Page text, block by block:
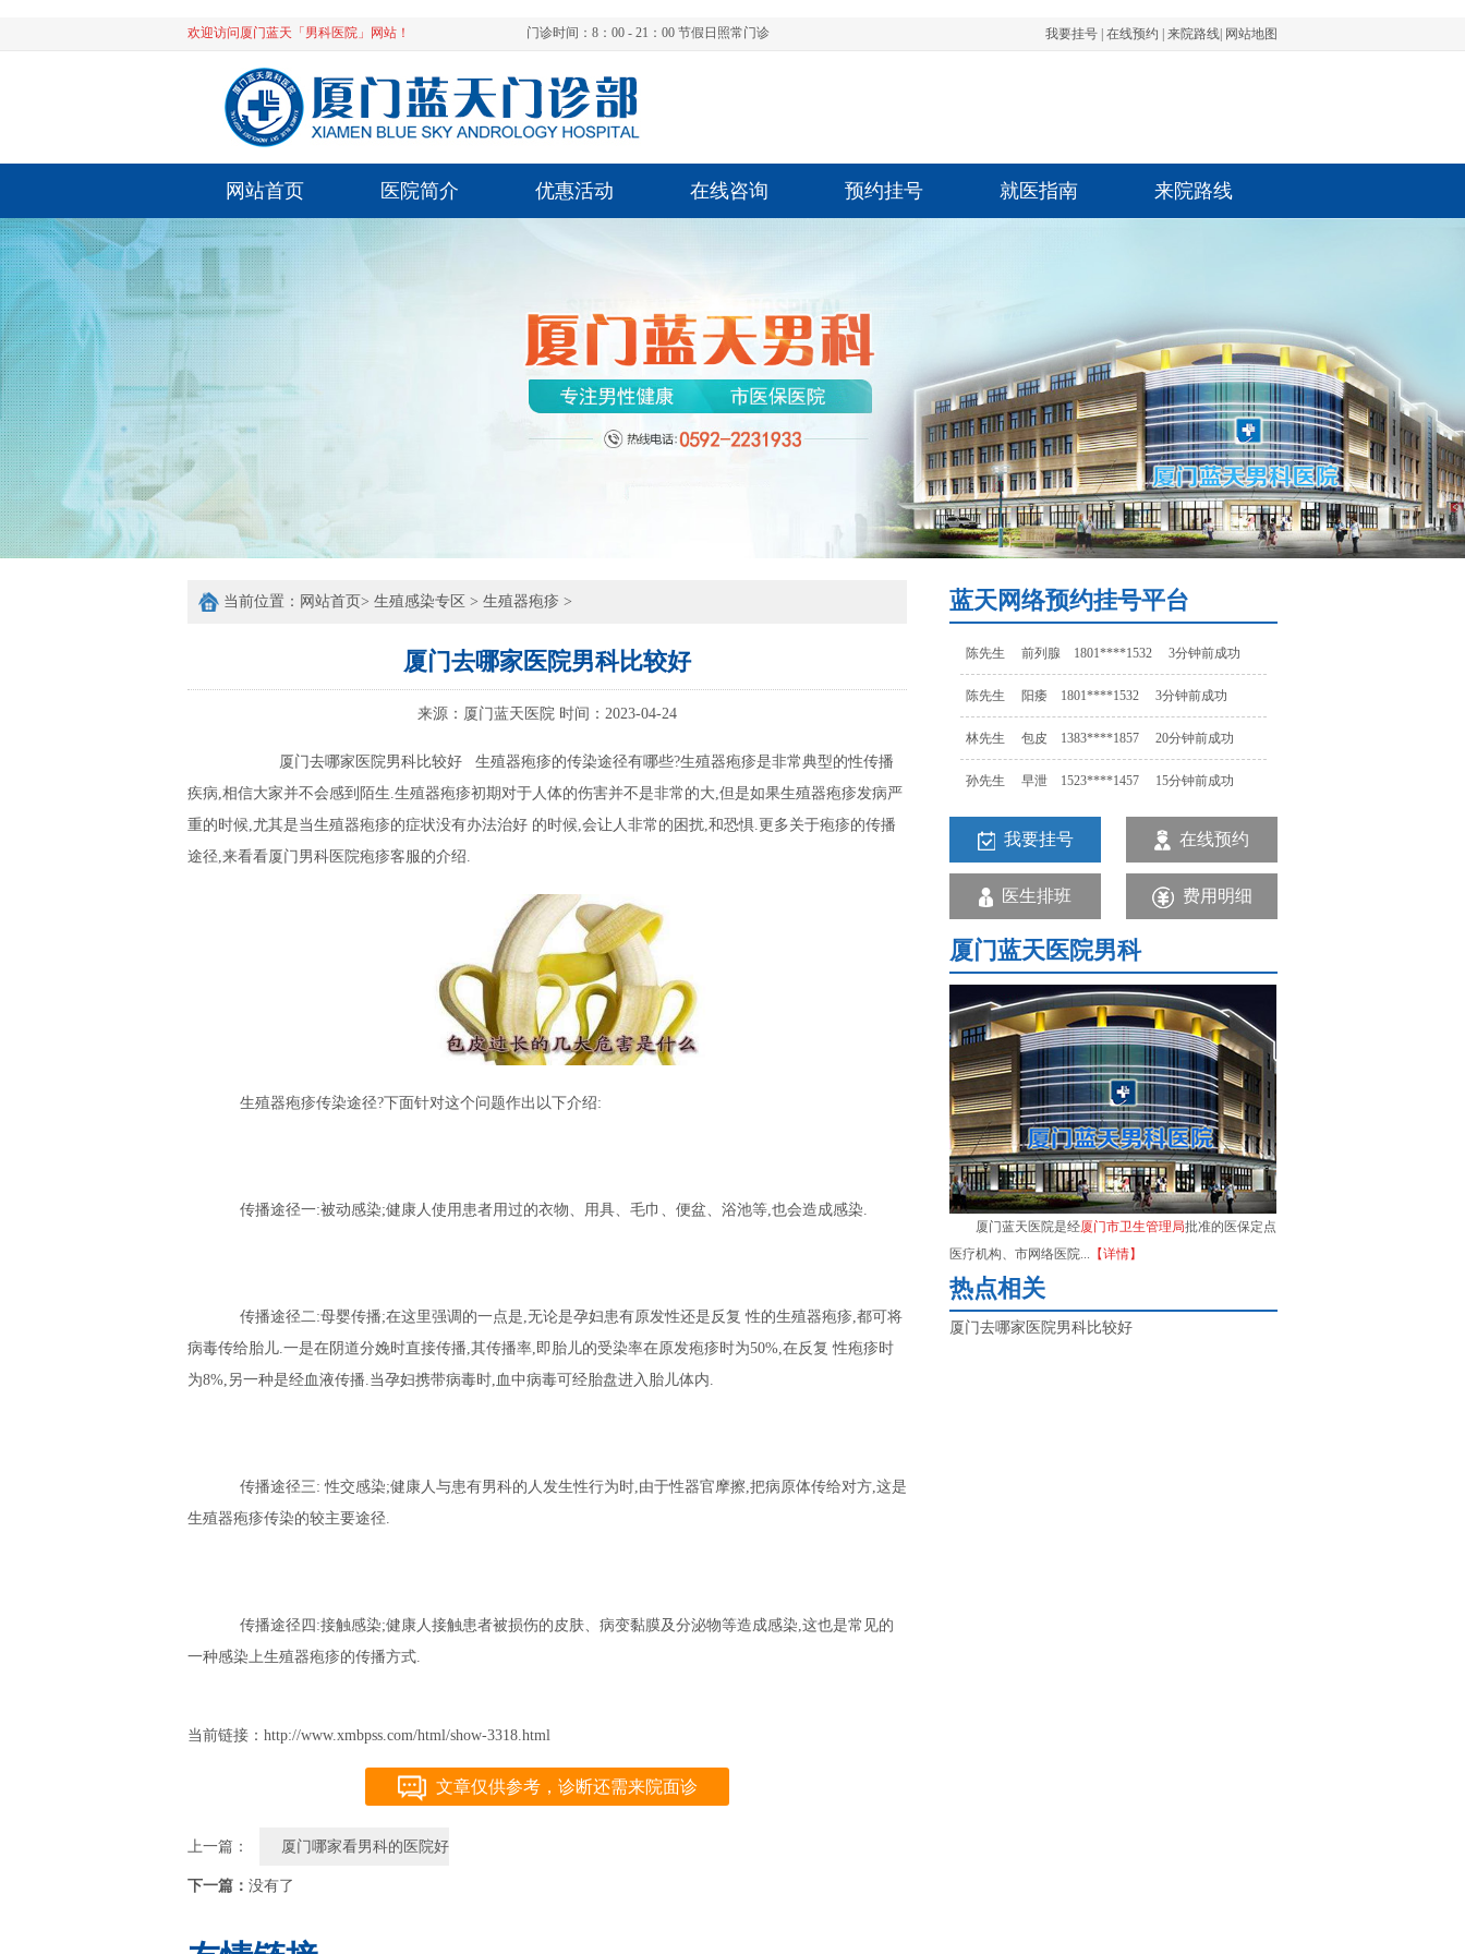
欢迎访问厦门蓝天「男科医院」网站！ 门诊时间：8：00 - 21：00 节假日照常门诊 我要挂号 在线预约 来院路线 网站地图
网站首页 医院简介 优惠活动 在线咨询 预约挂号 就医指南 来院路线
当前位置： 网站首页> 生殖感染专区 > 生殖器疱疹 >
厦门去哪家医院男科比较好
来源： 厦门蓝天医院 时间：2023-04-24
厦门去哪家医院男科比较好 生殖器疱疹的传染途径有哪些?生殖器疱疹是非常典型的性传播
疾病,相信大家并不会感到陌生.生殖器疱疹初期对于人体的伤害并不是非常的大,但是如果生殖器疱疹发病严
重的时候,尤其是当生殖器疱疹的症状没有办法治好 的时候,会让人非常的困扰,和恐惧.更多关于疱疹的传播
途径,来看看厦门男科医院疱疹客服的介绍.
生殖器疱疹传染途径?下面针对这个问题作出以下介绍:
传播途径一:被动感染;健康人使用患者用过的衣物、用具、毛巾、便盆、浴池等,也会造成感染.
传播途径二:母婴传播;在这里强调的一点是,无论是孕妇患有原发性还是反复 性的生殖器疱疹,都可将
病毒传给胎儿.一是在阴道分娩时直接传播,其传播率,即胎儿的受染率在原发疱疹时为50%,在反复 性疱疹时
为8%,另一种是经血液传播.当孕妇携带病毒时,血中病毒可经胎盘进入胎儿体内.
传播途径三: 性交感染;健康人与患有男科的人发生性行为时,由于性器官摩擦,把病原体传给对方,这是
生殖器疱疹传染的较主要途径.
传播途径四:接触感染;健康人接触患者被损伤的皮肤、病变黏膜及分泌物等造成感染,这也是常见的
一种感染上生殖器疱疹的传播方式.
当前链接：http://www.xmbpss.com/html/show-3318.html
文章仅供参考，诊断还需来院面诊
上一篇： 厦门哪家看男科的医院好
下一篇： 没有了
蓝天网络预约挂号平台
陈先生 前列腺 1801****1532 3分钟前成功
陈先生 阳痿 1801****1532 3分钟前成功
林先生 包皮 1383****1857 20分钟前成功
孙先生 早泄 1523****1457 15分钟前成功
覃先生 尿道炎 1375****7195 12分钟前成功
陈先生 前列腺 1801****1532 3分钟前成功
我要挂号 在线预约
医生排班 费用明细
厦门蓝天医院男科
厦门蓝天医院是经厦门市卫生管理局批准的医保定点
医疗机构、市网络医院...
【详情】
热点相关
厦门去哪家医院男科比较好